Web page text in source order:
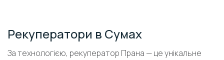
Рекуператори в Сумах
За технологією, рекуператор Прана — це унікальне